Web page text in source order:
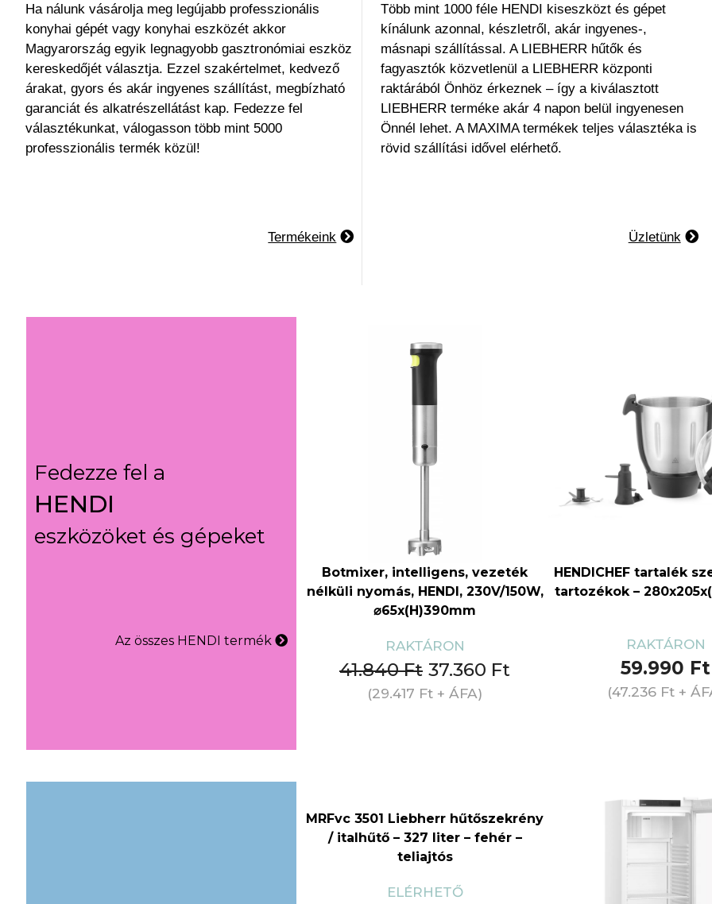
Ha nálunk vásárolja meg legújabb professzionális
konyhai gépét vagy konyhai eszközét akkor
Magyarország egyik legnagyobb gasztronómiai eszköz
kereskedőjét választja. Ezzel szakértelmet, kedvező
árakat, gyors és akár ingyenes szállítást, megbízható
garanciát és alkatrészellátást kap. Fedezze fel
választékunkat, válogasson több mint 5000
professzionális termék közül!
Termékeink
Több mint 1000 féle HENDI kiseszközt és gépet
kínálunk azonnal, készletről, akár ingyenes-,
másnapi szállítással. A LIEBHERR hűtők és
fagyasztók közvetlenül a LIEBHERR központi
raktárából Önhöz érkeznek – így a kiválasztott
LIEBHERR terméke akár 4 napon belül ingyenesen
Önnél lehet. A MAXIMA termékek teljes választéka is
rövid szállítási idővel elérhető.
Üzletünk
Fedezze fel a
HENDI
eszközöket és gépeket
Az összes HENDI termék RAKTÁRON
Botmixer, intelligens, vezeték
nélküli nyomás, HENDI, 230V/150W,
⌀65x(H)390mm
41.840Ft 37.360 Ft
(29.417 Ft + ÁFA)
RAKTÁRON
HENDICHEF tartalék
tartozékok –
59.990 Ft
(47.236 Ft +
ELÉRHETŐ
MRFvc 3501 Liebherr hűtőszekrény
/ italhűtő – 327 liter – fehér –
teliajtós